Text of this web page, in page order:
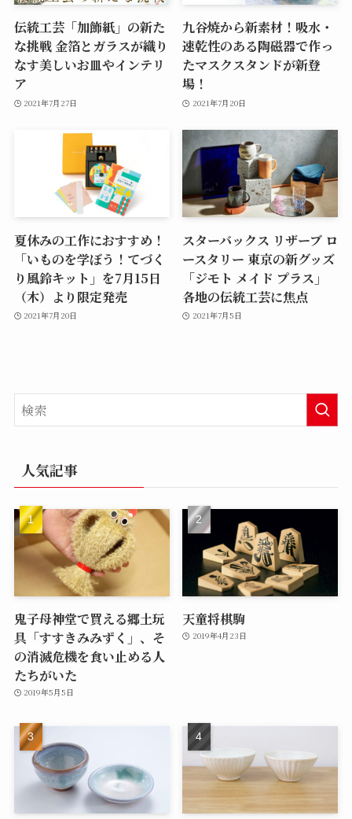
伝統工芸「加飾紙」の新た
な挑戦 金箔とガラスが織り
なす美しいお皿やインテリ
ア
2021年7月27日
九谷焼から新素材！吸水・
速乾性のある陶磁器で作っ
たマスクスタンドが新登
場！
2021年7月20日
夏休みの工作におすすめ！
「いものを学ぼう！てづく
り風鈴キット」を7月15日
（木）より限定発売
2021年7月20日
スターバックス リザーブ ロ
ースタリー 東京の新グッズ
「ジモト メイド プラス」
各地の伝統工芸に焦点
2021年7月5日
人気記事
鬼子母神堂で買える郷土玩
具「すすきみみずく」、そ
の消滅危機を食い止める人
たちがいた
2019年5月5日
天童将棋駒
2019年4月23日